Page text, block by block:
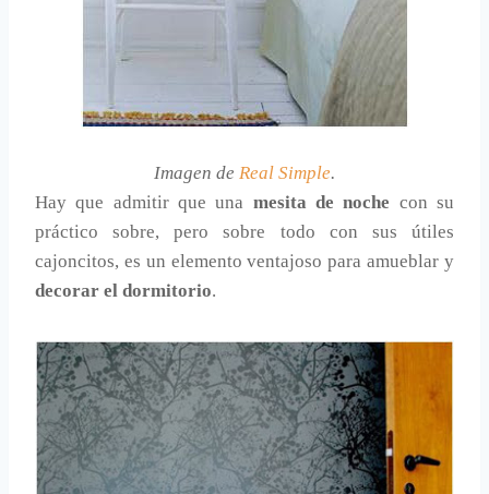
Imagen de Real Simple.
Hay que admitir que una mesita de noche con su
práctico sobre, pero sobre todo con sus útiles
cajoncitos, es un elemento ventajoso para amueblar y
decorar el dormitorio.